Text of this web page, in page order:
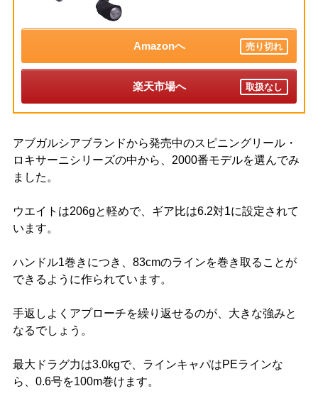
Amazonへ 売り切れ
楽天市場へ 取扱なし
アブガルシアブランドから発売中のスピニングリール・
ロキサーニシリーズの中から、2000番モデルを選んでみ
ました。
ウエイトは206gと軽めで、ギア比は6.2対1に設定されて
います。
ハンドル1巻きにつき、83cmのラインを巻き取ることが
できるように作られています。
手返しよくアプローチを繰り返せるのが、大きな強みと
なるでしょう。
最大ドラグ力は3.0kgで、ラインキャパはPEラインな
ら、0.6号を100m巻けます。